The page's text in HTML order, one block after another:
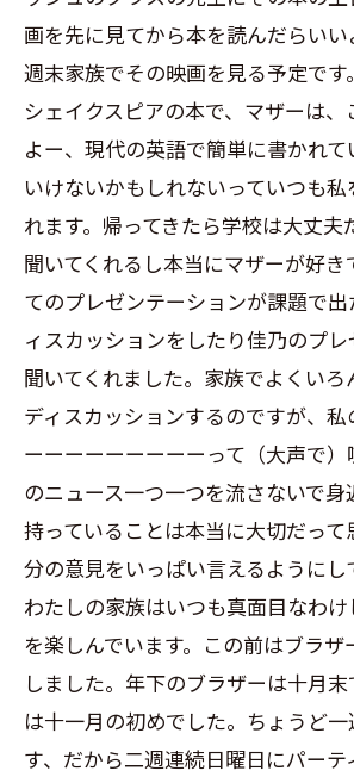
画を先に見てから本を読んだらい
週末家族でその映画を見る予定で
シェイクスピアの本で、マザーは
よー、現代の英語で簡単に書かれ
いけないかもしれないっていつも私
れます。帰ってきたら学校は大丈夫
聞いてくれるし本当にマザーが好き
てのプレゼンテーションが課題で
ィスカッションをしたり佳乃のプ
聞いてくれました。家族でよくい
ディスカッションするのですが、
ーーーーーーーーーって（大声で
のニュース一つ一つを流さないで身
持っていることは本当に大切だって
分の意見をいっぱい言えるようにし
わたしの家族はいつも真面目なわ
を楽しんでいます。この前はブラザ
しました。年下のブラザーは十月
は十一月の初めでした。ちょうど
す、だから二週連続日曜日にパー